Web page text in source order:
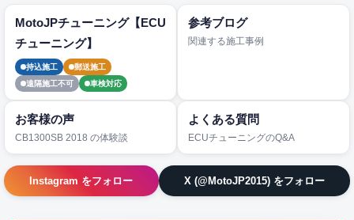
MotoJPチューニング【ECU
チューニング】
持込施工
郵送施工
遠隔施工不可
車検対応
参考ブログ
関連する施工事例
お客様の声
CB1300SB 2018 の体験談
よくある質問
ECUチューニングのQ&A
Instagram をフォロー X (@MotoJP2015) をフォロー